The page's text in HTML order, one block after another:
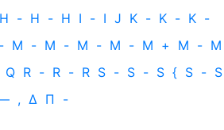
H - H - H I - I J K - K - K -
- M - M - M - M - M + M - M
Q R - R - R S - S - S { S - S
, Δ Π -